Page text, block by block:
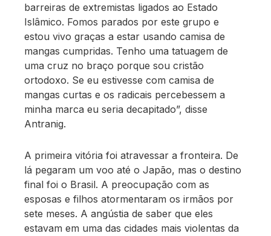
barreiras de extremistas ligados ao Estado
Islâmico. Fomos parados por este grupo e
estou vivo graças a estar usando camisa de
mangas cumpridas. Tenho uma tatuagem de
uma cruz no braço porque sou cristão
ortodoxo. Se eu estivesse com camisa de
mangas curtas e os radicais percebessem a
minha marca eu seria decapitado”, disse
Antranig.
A primeira vitória foi atravessar a fronteira. De
lá pegaram um voo até o Japão, mas o destino
final foi o Brasil. A preocupação com as
esposas e filhos atormentaram os irmãos por
sete meses. A angústia de saber que eles
estavam em uma das cidades mais violentas da